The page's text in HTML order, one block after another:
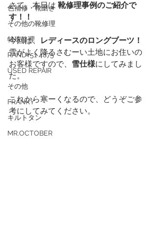
色補修・靴磨き
その他の靴修理
特殊修理
RANDY51 4875
USED REPAIR
その他
FRANKY
キルトタン
MR.OCTOBER
さて、本日は 靴修理事例のご紹介で
す！！
今回は、
レディースのロングブーツ！
雪がよく降るさむーい土地にお住いの
お客様ですので、 雪仕様にしてみまし
た。
これから寒ーくなるので、どうぞご参
考にしてみてください。